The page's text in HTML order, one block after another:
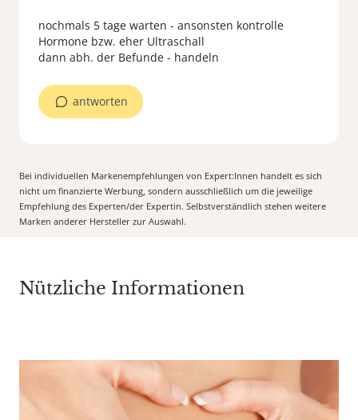
nochmals 5 tage warten - ansonsten kontrolle
Hormone bzw. eher Ultraschall
dann abh. der Befunde - handeln
antworten
Bei individuellen Markenempfehlungen von Expert:Innen handelt es sich
nicht um finanzierte Werbung, sondern ausschließlich um die jeweilige
Empfehlung des Experten/der Expertin. Selbstverständlich stehen weitere
Marken anderer Hersteller zur Auswahl.
Nützliche Informationen